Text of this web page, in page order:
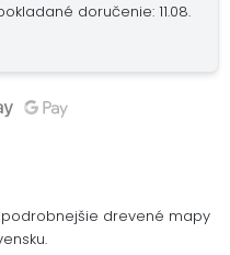
doručenie: 11.08.
drevené mapy